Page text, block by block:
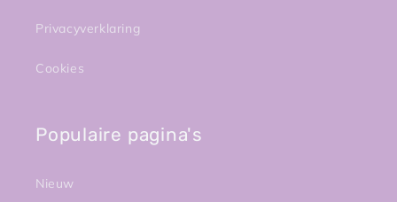
Privacyverklaring
Cookies
Populaire pagina's
Nieuw